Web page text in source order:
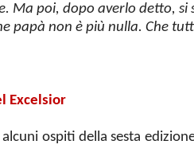
Ma poi, dopo averlo detto,
papà non è più nulla. Che
Excelsior
ospiti della sesta